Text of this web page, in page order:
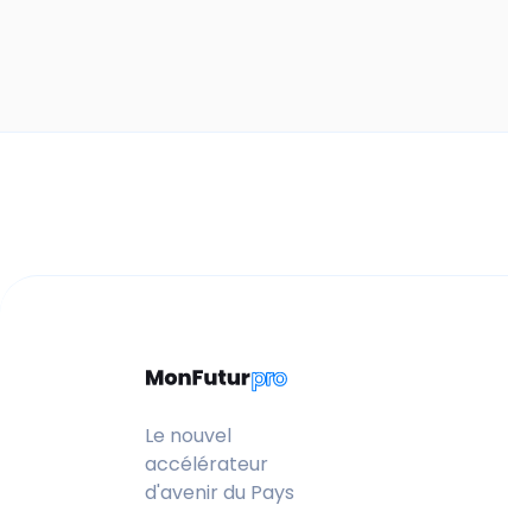
Le nouvel
accélérateur
d'avenir du Pays